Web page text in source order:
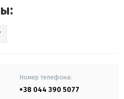
Номер телефона:
+38 044 390 5077